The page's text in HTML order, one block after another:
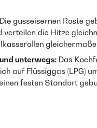
Die gusseisernen Roste
verteilen die Hitze
unterwegs: Das
auf Flüssiggas (LPG)
festen Standort